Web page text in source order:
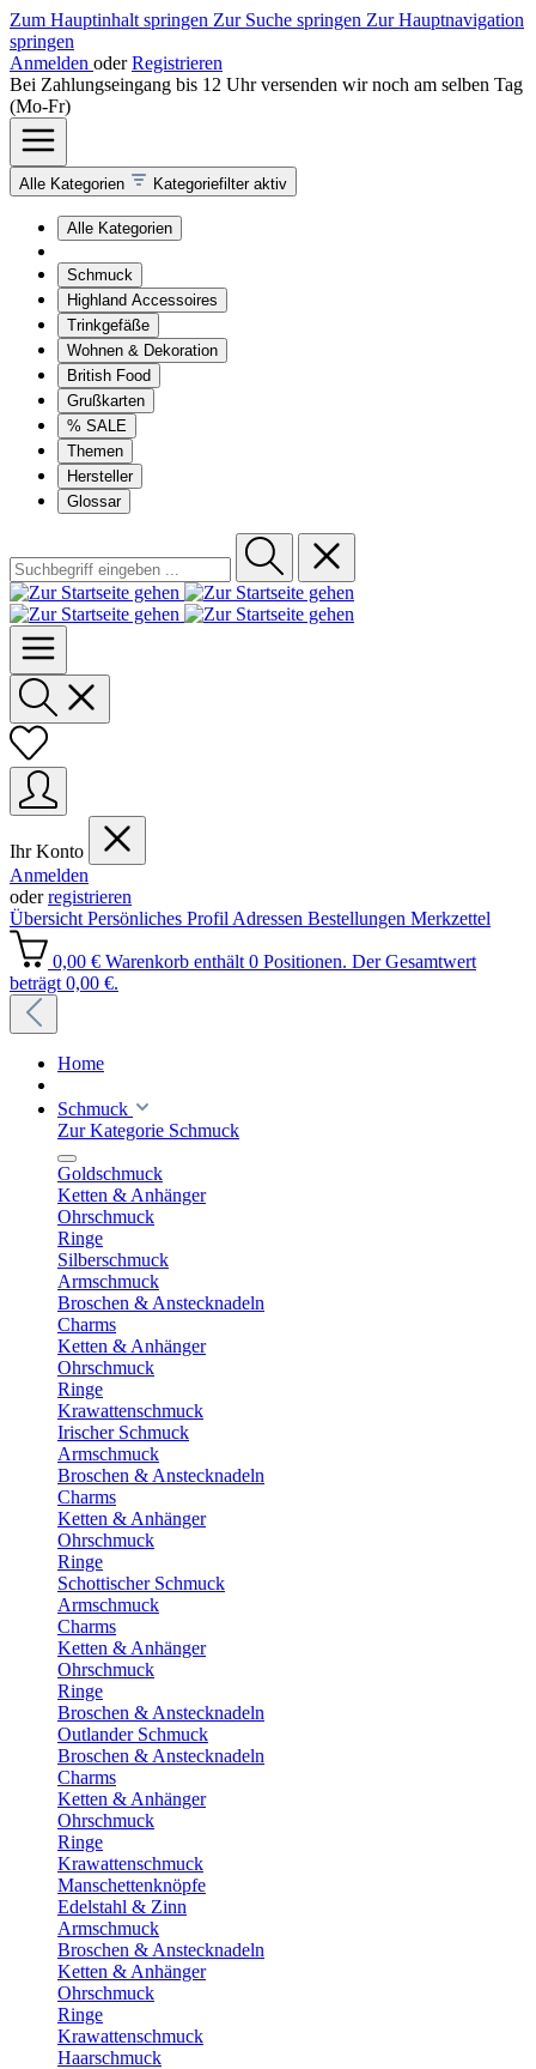
Zum Hauptinhalt springen Zur Suche springen Zur Hauptnavigation
springen
Anmelden oder Registrieren
Bei Zahlungseingang bis 12 Uhr versenden wir noch am selben Tag
(Mo-Fr)
Alle Kategorien Kategoriefilter aktiv
Alle Kategorien
Schmuck
Highland Accessoires
Trinkgefäße
Wohnen & Dekoration
British Food
Grußkarten
% SALE
Themen
Hersteller
Glossar
Ihr Konto
Anmelden
oderregistrieren
Übersicht Persönliches Profil Adressen Bestellungen Merkzettel
0,00 € Warenkorb enthält 0 Positionen. Der Gesamtwert
beträgt 0,00 €.
Home
Schmuck
Zur Kategorie Schmuck
Goldschmuck
Ketten & Anhänger
Ohrschmuck
Ringe
Silberschmuck
Armschmuck
Broschen & Anstecknadeln
Charms
Ketten & Anhänger
Ohrschmuck
Ringe
Krawattenschmuck
Irischer Schmuck
Armschmuck
Broschen & Anstecknadeln
Charms
Ketten & Anhänger
Ohrschmuck
Ringe
Schottischer Schmuck
Armschmuck
Charms
Ketten & Anhänger
Ohrschmuck
Ringe
Broschen & Anstecknadeln
Outlander Schmuck
Broschen & Anstecknadeln
Charms
Ketten & Anhänger
Ohrschmuck
Ringe
Krawattenschmuck
Manschettenknöpfe
Edelstahl & Zinn
Armschmuck
Broschen & Anstecknadeln
Ketten & Anhänger
Ohrschmuck
Ringe
Krawattenschmuck
Haarschmuck